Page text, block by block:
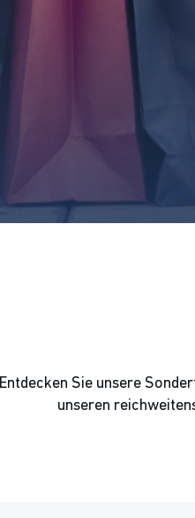
Entdecken Sie unsere
unseren